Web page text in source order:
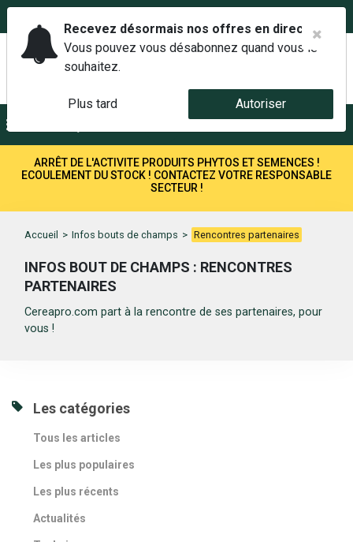
ARRÊT DE L'ACTIVITE PRODUITS PHYTOS ET SEMENCES !
ECOULEMENT DU STOCK ! CONTACTEZ VOTRE RESPONSABLE
SECTEUR !
Accueil > Infos bouts de champs > Rencontres partenaires
INFOS BOUT DE CHAMPS : RENCONTRES
PARTENAIRES
Cereapro.com part à la rencontre de ses partenaires, pour
vous !
Les catégories
Tous les articles
Les plus populaires
Les plus récents
Actualités
Recevez désormais nos offres en direct.
Vous pouvez vous désabonnez quand vous le
souhaitez.
Plus tard Autoriser